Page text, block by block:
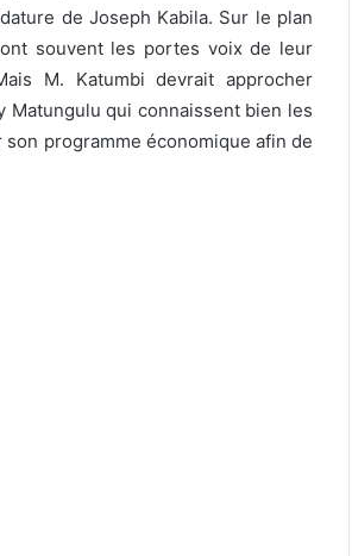
de Joseph Kabila. Sur le plan
souvent les portes voix de leur
M. Katumbi devrait approcher
Matungulu qui connaissent bien les
programme économique afin de